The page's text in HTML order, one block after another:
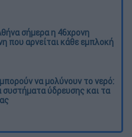
σήμερα η 46χρονη
που αρνείται κάθε εμπλοκή
να μολύνουν το νερό:
συστήματα ύδρευσης και τα